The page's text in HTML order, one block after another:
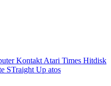
Kontakt Atari Times Hitdisk
STraight Up atos